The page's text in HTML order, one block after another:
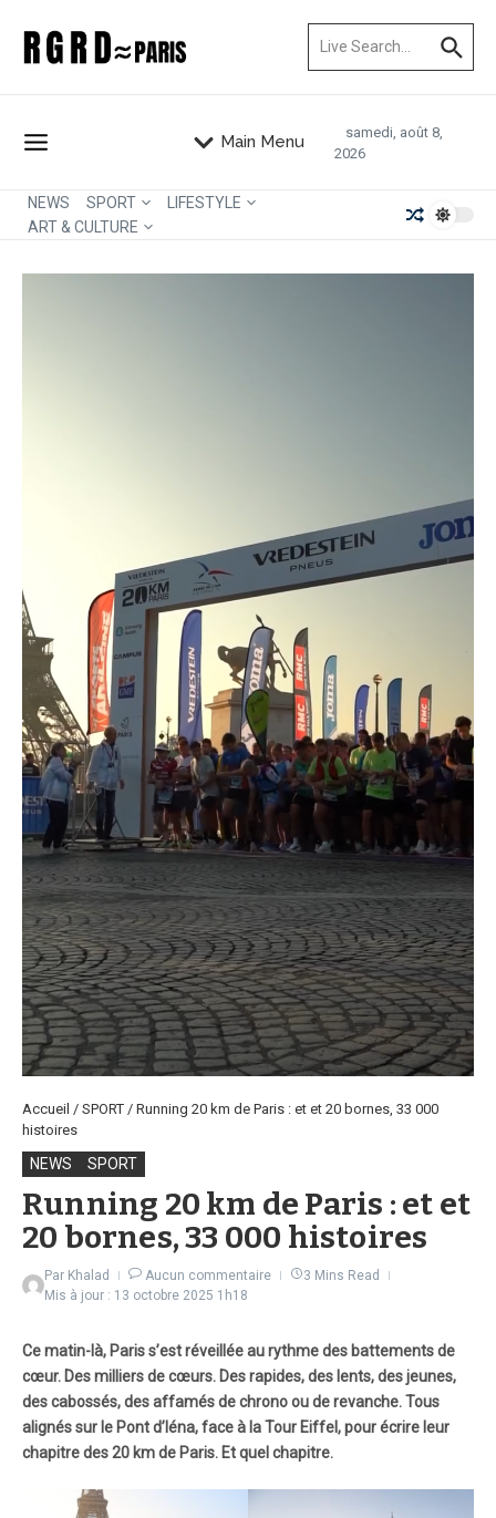
Main Menu
samedi, août 8,
2026
NEWS SPORT
LIFESTYLE
ART & CULTURE
Accueil / SPORT / Running 20 km de Paris : et et 20 bornes, 33 000
histoires
NEWS SPORT
Running 20 km de Paris : et et
20 bornes, 33 000 histoires
Par Khalad Aucun commentaire
3 Mins Read
Mis à jour : 13 octobre 2025 1h18
Ce matin-là, Paris s’est réveillée au rythme des battements de
cœur. Des milliers de cœurs. Des rapides, des lents, des jeunes,
des cabossés, des affamés de chrono ou de revanche. Tous
alignés sur le Pont d’Iéna, face à la Tour Eiffel, pour écrire leur
chapitre des 20 km de Paris. Et quel chapitre.